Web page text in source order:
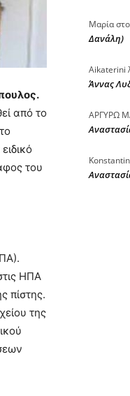
από το
του
ΗΠΑ
πίστης.
της
Μαρίαστο
Δανάλη)
Aikaterini
Άννας
ΑΡΓΥΡΩ